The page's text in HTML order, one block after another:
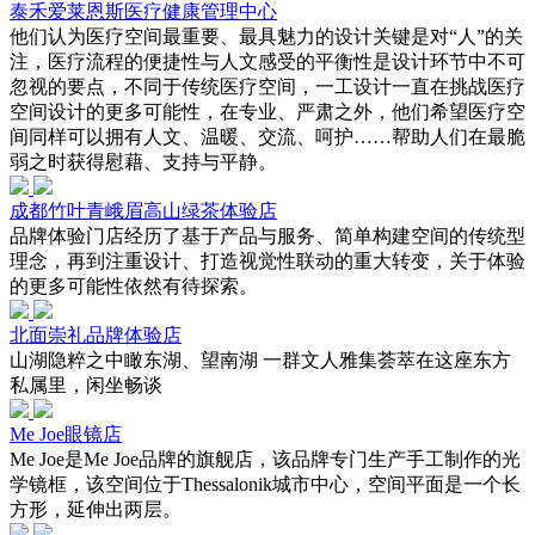
泰禾爱莱恩斯医疗健康管理中心
他们认为医疗空间最重要、最具魅力的设计关键是对“人”的关
注，医疗流程的便捷性与人文感受的平衡性是设计环节中不可
忽视的要点，不同于传统医疗空间，一工设计一直在挑战医疗
空间设计的更多可能性，在专业、严肃之外，他们希望医疗空
间同样可以拥有人文、温暖、交流、呵护……帮助人们在最脆
弱之时获得慰藉、支持与平静。
成都竹叶青峨眉高山绿茶体验店
品牌体验门店经历了基于产品与服务、简单构建空间的传统型
理念，再到注重设计、打造视觉性联动的重大转变，关于体验
的更多可能性依然有待探索。
北面崇礼品牌体验店
山湖隐粹之中瞰东湖、望南湖 一群文人雅集荟萃在这座东方
私属里，闲坐畅谈
Me Joe眼镜店
Me Joe是Me Joe品牌的旗舰店，该品牌专门生产手工制作的光
学镜框，该空间位于Thessalonik城市中心，空间平面是一个长
方形，延伸出两层。